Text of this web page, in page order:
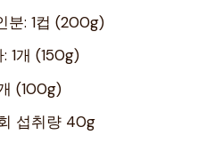
분: 1컵 (200g)
1개 (150g)
(100g)
섭취량 40g